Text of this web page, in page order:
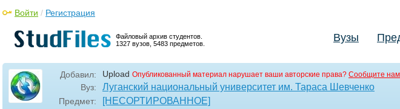
Файловый архив студентов.
1327 вузов, 5483 предметов.
Войти / Регистрация
Вузы
Добавил: Upload Опубликованный материал нарушает ваши авторские права? Сообщите
Вуз: Луганский национальный университет им. Тараса Шевченко
Предмет: [НЕСОРТИРОВАННОЕ]
взаємовідносин знайдіть зв’язки, що існують
Вивчаючи пункт 5, з’ясуйте, в чому полягає
їх застосуванні.
• Розділ 2.2.: Рівні культури професійного
спілкування Зміст